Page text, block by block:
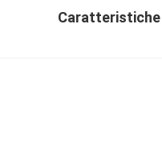
Caratteristiche